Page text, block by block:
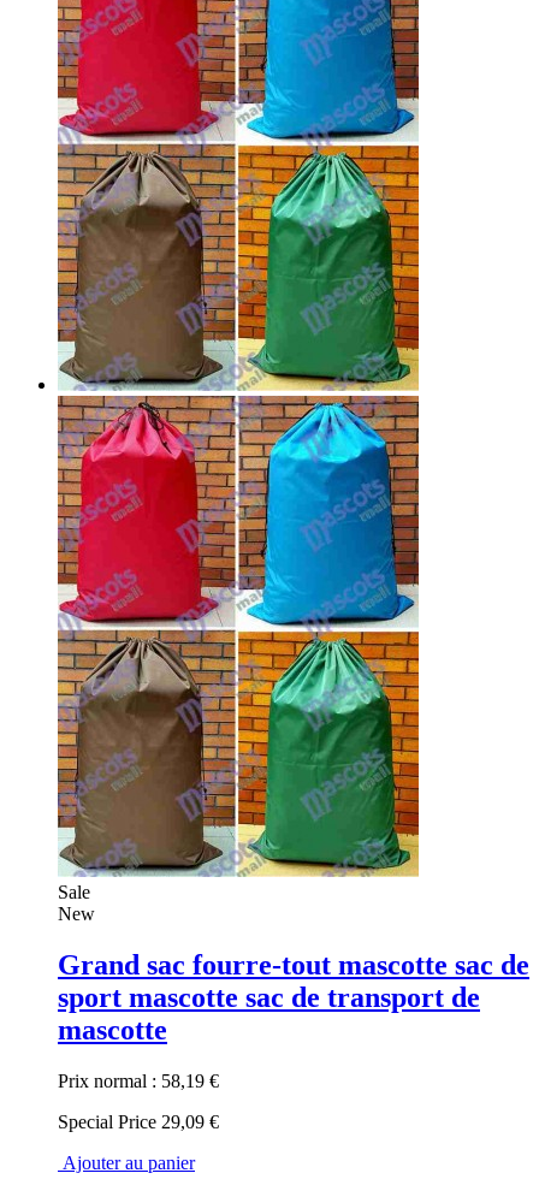
Sale
New
Grand sac fourre-tout mascotte sac de
sport mascotte sac de transport de
mascotte
Prix normal : 58,19 €
Special Price 29,09 €
Ajouter au panier